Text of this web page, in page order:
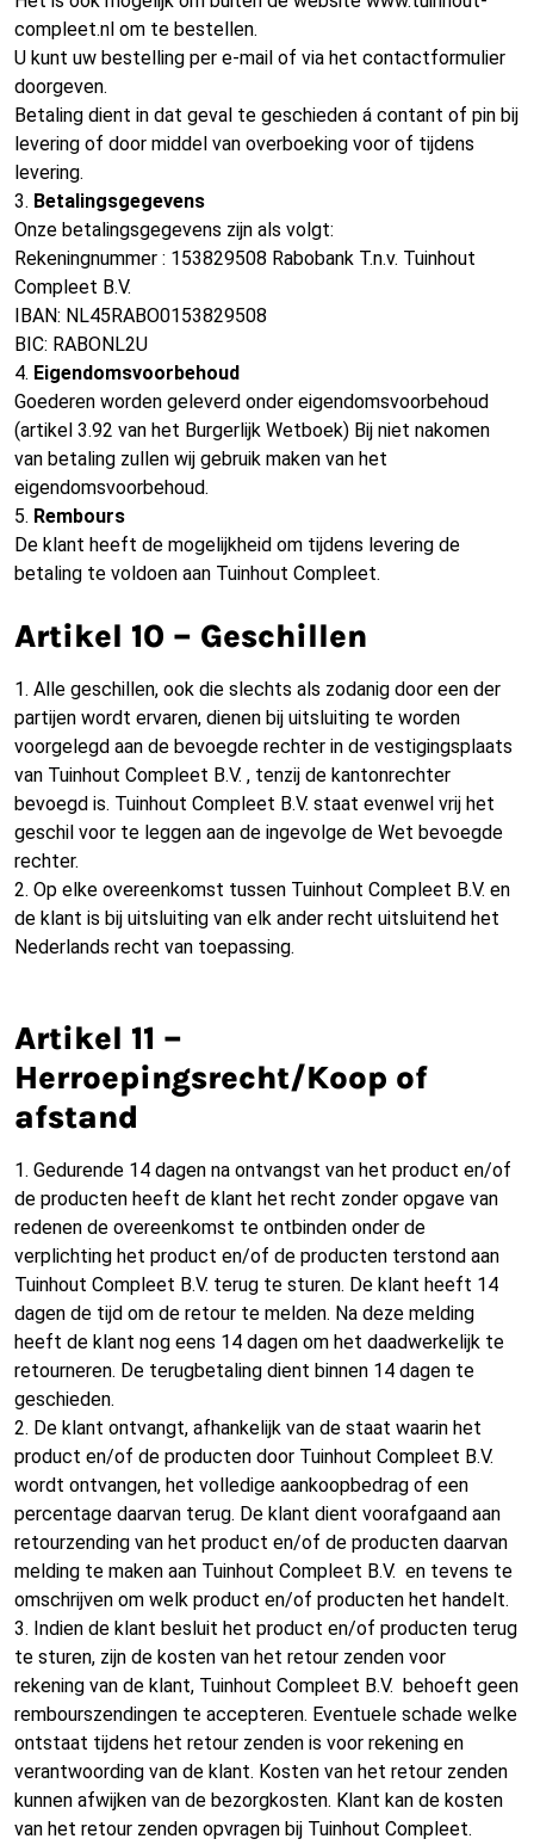
compleet.nl om te bestellen.
U kunt uw bestelling per e-mail of via het contactformulier
doorgeven.
Betaling dient in dat geval te geschieden á contant of pin bij
levering of door middel van overboeking voor of tijdens
levering.
3. Betalingsgegevens
Onze betalingsgegevens zijn als volgt:
Rekeningnummer : 153829508 Rabobank T.n.v. Tuinhout
Compleet B.V.
IBAN: NL45RABO0153829508
BIC: RABONL2U
4. Eigendomsvoorbehoud
Goederen worden geleverd onder eigendomsvoorbehoud
(artikel 3.92 van het Burgerlijk Wetboek) Bij niet nakomen
van betaling zullen wij gebruik maken van het
eigendomsvoorbehoud.
5. Rembours
De klant heeft de mogelijkheid om tijdens levering de
betaling te voldoen aan Tuinhout Compleet.
Artikel 10 – Geschillen
1. Alle geschillen, ook die slechts als zodanig door een der
partijen wordt ervaren, dienen bij uitsluiting te worden
voorgelegd aan de bevoegde rechter in de vestigingsplaats
van Tuinhout Compleet B.V. , tenzij de kantonrechter
bevoegd is. Tuinhout Compleet B.V. staat evenwel vrij het
geschil voor te leggen aan de ingevolge de Wet bevoegde
rechter.
2. Op elke overeenkomst tussen Tuinhout Compleet B.V. en
de klant is bij uitsluiting van elk ander recht uitsluitend het
Nederlands recht van toepassing.
Artikel 11 –
Herroepingsrecht/Koop of
afstand
1. Gedurende 14 dagen na ontvangst van het product en/of
de producten heeft de klant het recht zonder opgave van
redenen de overeenkomst te ontbinden onder de
verplichting het product en/of de producten terstond aan
Tuinhout Compleet B.V. terug te sturen. De klant heeft 14
dagen de tijd om de retour te melden. Na deze melding
heeft de klant nog eens 14 dagen om het daadwerkelijk te
retourneren. De terugbetaling dient binnen 14 dagen te
geschieden.
2. De klant ontvangt, afhankelijk van de staat waarin het
product en/of de producten door Tuinhout Compleet B.V.
wordt ontvangen, het volledige aankoopbedrag of een
percentage daarvan terug. De klant dient voorafgaand aan
retourzending van het product en/of de producten daarvan
melding te maken aan Tuinhout Compleet B.V. en tevens te
omschrijven om welk product en/of producten het handelt.
3. Indien de klant besluit het product en/of producten terug
te sturen, zijn de kosten van het retour zenden voor
rekening van de klant, Tuinhout Compleet B.V. behoeft geen
rembourszendingen te accepteren. Eventuele schade welke
ontstaat tijdens het retour zenden is voor rekening en
verantwoording van de klant. Kosten van het retour zenden
kunnen afwijken van de bezorgkosten. Klant kan de kosten
van het retour zenden opvragen bij Tuinhout Compleet.